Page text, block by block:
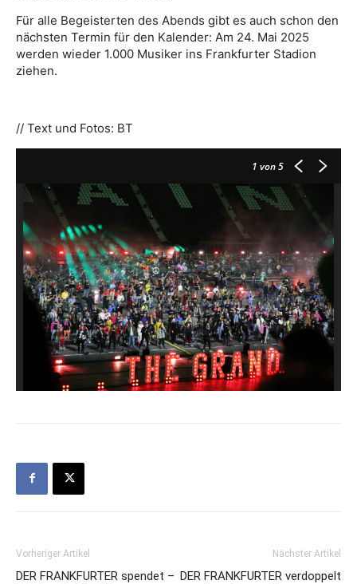
Für alle Begeisterten des Abends gibt es auch schon den
nächsten Termin für den Kalender: Am 24. Mai 2025
werden wieder 1.000 Musiker ins Frankfurter Stadion
ziehen.
// Text und Fotos: BT
1 von 5
Vorheriger Artikel
DER FRANKFURTER spendet –
Nächster Artikel
DER FRANKFURTER verdoppelt